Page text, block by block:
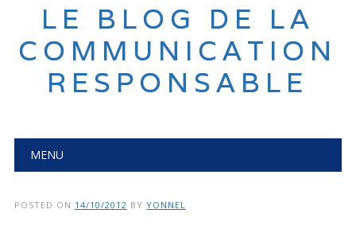
LE BLOG DE LA
COMMUNICATION
RESPONSABLE
Main menu
MENU
POSTED ON 14/10/2012 BY YONNEL